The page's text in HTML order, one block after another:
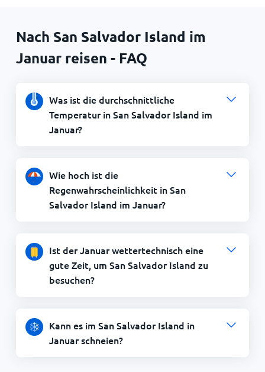
Nach San Salvador Island im
Januar reisen - FAQ
Was ist die durchschnittliche
Temperatur in San Salvador Island im
Januar?
Wie hoch ist die
Regenwahrscheinlichkeit in San
Salvador Island im Januar?
Ist der Januar wettertechnisch eine
gute Zeit, um San Salvador Island zu
besuchen?
Kann es im San Salvador Island in
Januar schneien?